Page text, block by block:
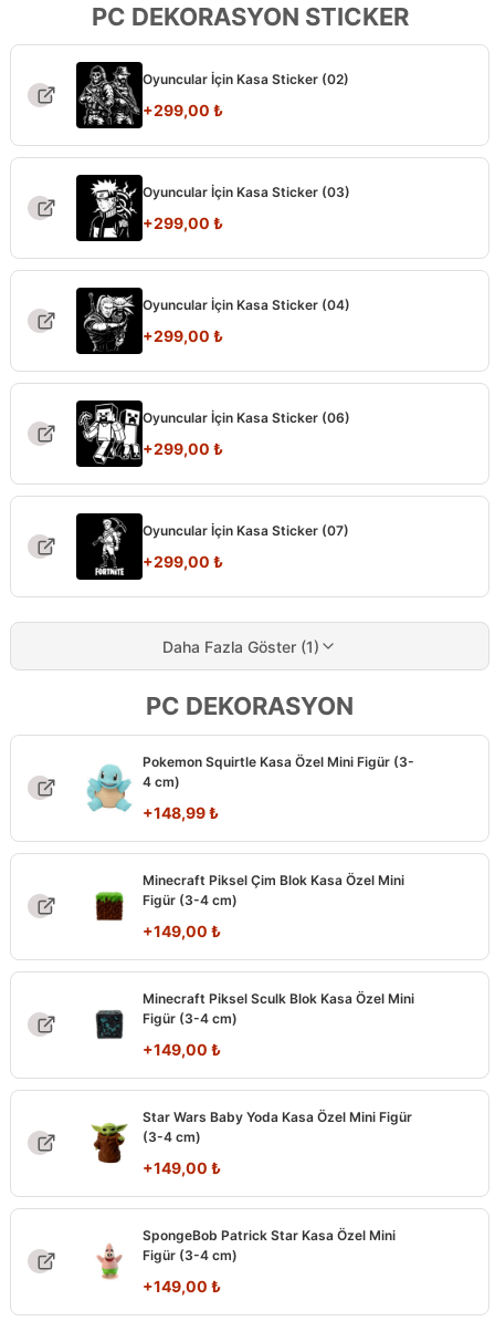
PC DEKORASYON STICKER
Oyuncular İçin Kasa Sticker (02)
+299,00 ₺
Oyuncular İçin Kasa Sticker (03)
+299,00 ₺
Oyuncular İçin Kasa Sticker (04)
+299,00 ₺
Oyuncular İçin Kasa Sticker (06)
+299,00 ₺
Oyuncular İçin Kasa Sticker (07)
+299,00 ₺
Daha Fazla Göster (1)
PC DEKORASYON
Pokemon Squirtle Kasa Özel Mini Figür (3-
4 cm)
+148,99₺
Minecraft Piksel Çim Blok Kasa Özel Mini
Figür (3-4 cm)
+149,00 ₺
Minecraft Piksel Sculk Blok Kasa Özel Mini
Figür (3-4 cm)
+149,00 ₺
Star Wars Baby Yoda Kasa Özel Mini Figür
(3-4 cm)
+149,00 ₺
SpongeBob Patrick Star Kasa Özel Mini
Figür (3-4 cm)
+149,00 ₺